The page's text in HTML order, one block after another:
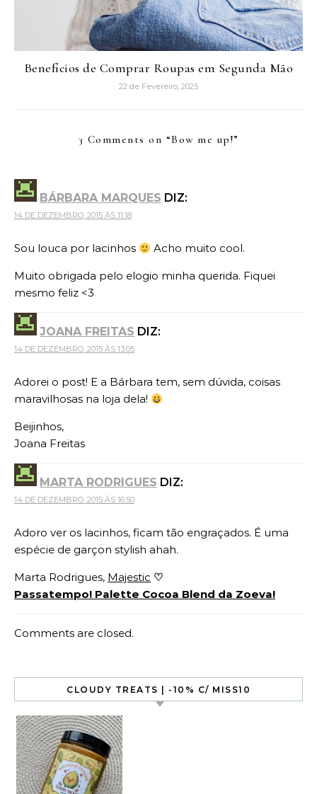
Benefícios de Comprar Roupas em Segunda Mão
22 de Fevereiro, 2025
3 Comments on “Bow me up!”
BÁRBARA MARQUES DIZ:
14 DE DEZEMBRO, 2015 ÀS 11:18
Sou louca por lacinhos Acho muito cool.
Muito obrigada pelo elogio minha querida. Fiquei
mesmo feliz <3
JOANA FREITAS DIZ:
14 DE DEZEMBRO, 2015 ÀS 13:05
Adorei o post! E a Bárbara tem, sem dúvida, coisas
maravilhosas na loja dela!
Beijinhos,
Joana Freitas
MARTA RODRIGUES DIZ:
14 DE DEZEMBRO, 2015 ÀS 16:50
Adoro ver os lacinhos, ficam tão engraçados. É uma
espécie de garçon stylish ahah.
Marta Rodrigues, Majestic ♡
Passatempo! Palette Cocoa Blend da Zoeva!
Comments are closed.
CLOUDY TREATS | -10% C/ MISS10